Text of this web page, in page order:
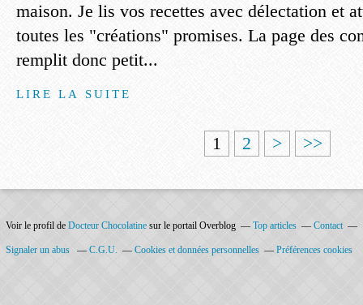
maison. Je lis vos recettes avec délectation et
toutes les "créations" promises. La page des
remplit donc petit...
LIRE LA SUITE
1 2 > >>
Voir le profil de Docteur Chocolatine sur le portail Overblog Top articles Contact
Signaler un abus C.G.U. Cookies et données personnelles Préférences cookies